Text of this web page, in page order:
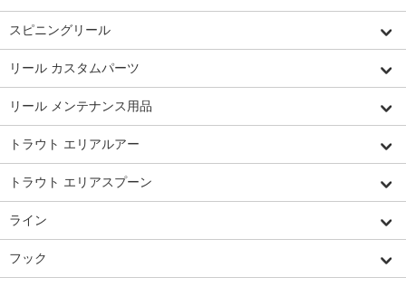
スピニングリール
リール カスタムパーツ
リール メンテナンス用品
トラウト エリアルアー
トラウト エリアスプーン
ライン
フック